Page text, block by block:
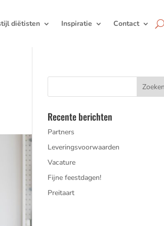
diëtisten Inspiratie Contact
Recente berichten
Partners
Leveringsvoorwaarden
Vacature
Fijne feestdagen!
Preitaart